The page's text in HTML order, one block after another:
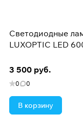
Светодиодные
LUXOPTIC LED
3 500 руб.
0 0
В корзину